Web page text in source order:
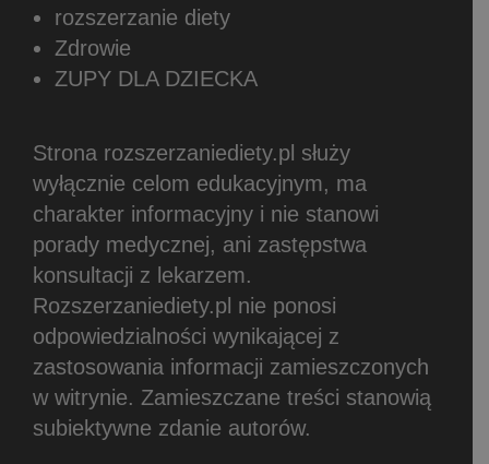
rozszerzanie diety
Zdrowie
ZUPY DLA DZIECKA
Strona rozszerzaniediety.pl służy
wyłącznie celom edukacyjnym, ma
charakter informacyjny i nie stanowi
porady medycznej, ani zastępstwa
konsultacji z lekarzem.
Rozszerzaniediety.pl nie ponosi
odpowiedzialności wynikającej z
zastosowania informacji zamieszczonych
w witrynie. Zamieszczane treści stanowią
subiektywne zdanie autorów.